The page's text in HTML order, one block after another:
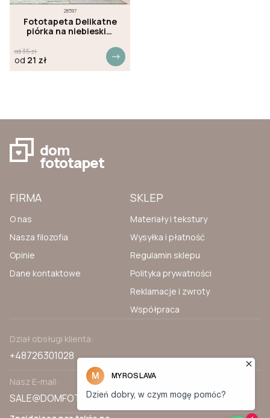
28597
Fototapeta Delikatne
piórka na niebieskim
od35zł
od 21 zł
dom
fototapet
FIRMA
O nas
Nasza filozofia
Opinie
Dane kontaktowe
SKLEP
Materiały i tekstury
Wysyłka i płatność
Regulamin sklepu
Polityka prywatności
Reklamacje i zwroty
Współpraca
Dział obsługi klienta:
+48726301028
Nasz E-mail:
SALE@DOMFOTOTAPET.PL